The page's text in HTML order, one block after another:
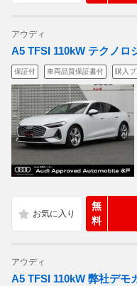
アウディ
A5 TFSI 110kW テクノロ
保証付 車両品質保証書付 購入
無
料
アウディ
A5 TFSI 110kW 弊社デ